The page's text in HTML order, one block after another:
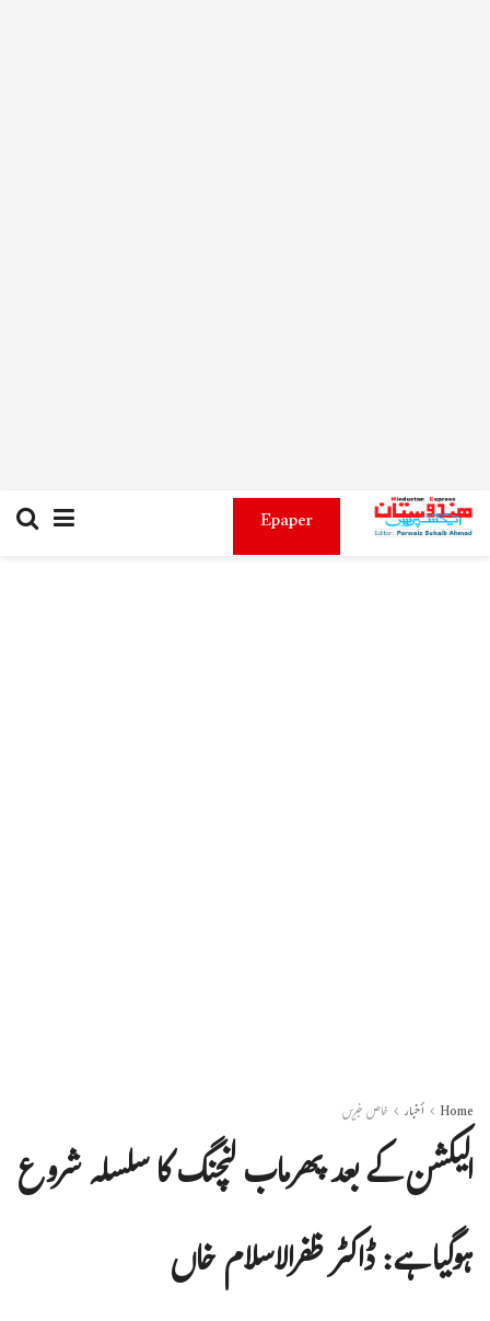
Epaper
Home أخبار خاص خبریں
الیکشن کے بعد پھرماب لنچنگ کا سلسلہ شروع
ہوگیا ہے: ڈاکٹر ظفرالاسلام خاں